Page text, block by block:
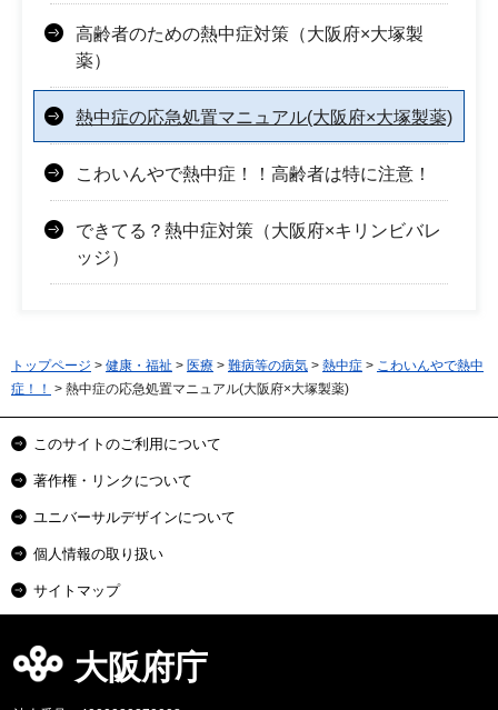
高齢者のための熱中症対策（大阪府×大塚製
薬）
熱中症の応急処置マニュアル(大阪府×大塚製薬)
こわいんやで熱中症！！高齢者は特に注意！
できてる？熱中症対策（大阪府×キリンビバレ
ッジ）
トップページ > 健康・福祉 > 医療 > 難病等の病気 > 熱中症 > こわいんやで熱中
症！！ > 熱中症の応急処置マニュアル(大阪府×大塚製薬)
このサイトのご利用について
著作権・リンクについて
ユニバーサルデザインについて
個人情報の取り扱い
サイトマップ
大阪府庁